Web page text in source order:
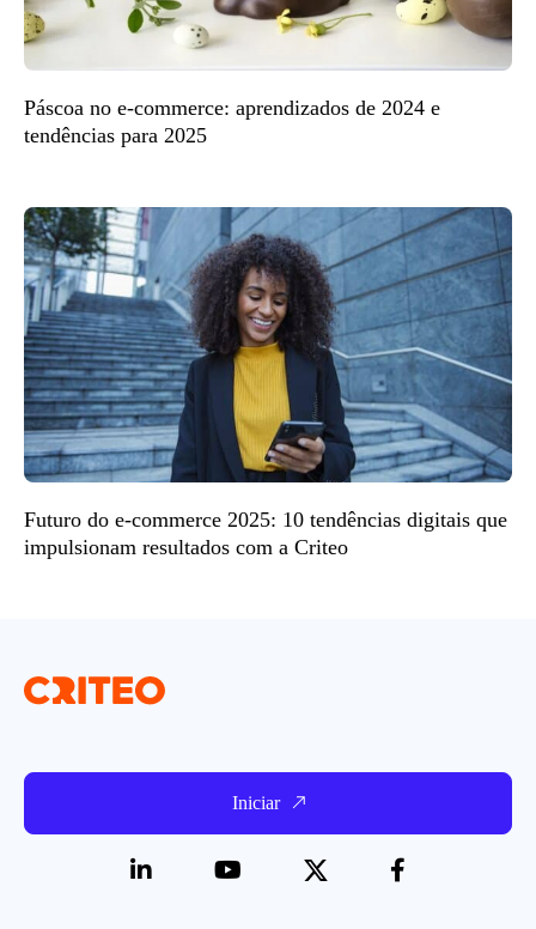
Páscoa no e-commerce: aprendizados de 2024 e
tendências para 2025
Futuro do e-commerce 2025: 10 tendências digitais que
impulsionam resultados com a Criteo
Iniciar